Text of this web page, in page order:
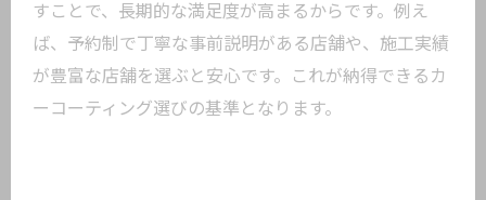
費用対効果からみる理想の選び方を徹底
分析
コーティング費用を抑えつつ高品質を目
指す
すことで、長期的な満足度が高まるからです。例え
ば、予約制で丁寧な事前説明がある店舗や、施工実績
が豊富な店舗を選ぶと安心です。これが納得できるカ
ーコーティング選びの基準となります。